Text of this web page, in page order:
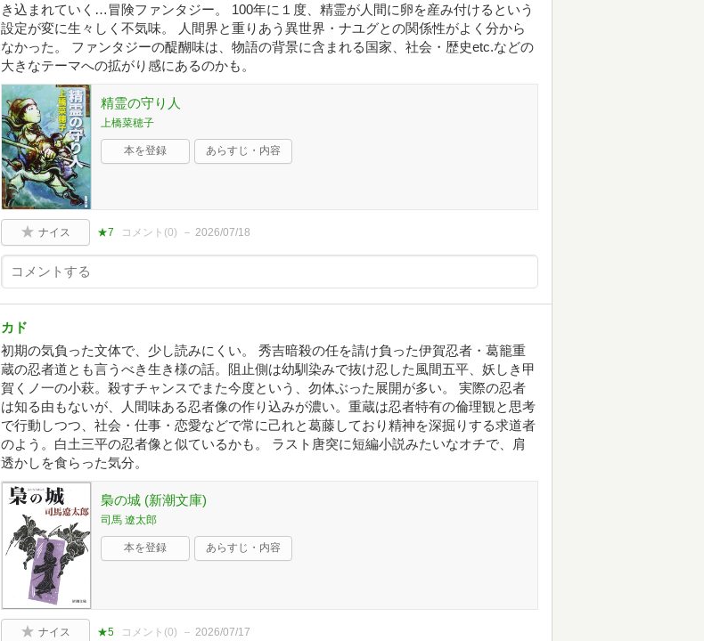
き込まれていく…冒険ファンタジー。 100年に１度、精霊が人間に卵を産み付けるという
設定が変に生々しく不気味。 人間界と重りあう異世界・ナユグとの関係性がよく分から
なかった。 ファンタジーの醍醐味は、物語の背景に含まれる国家、社会・歴史etc.などの
大きなテーマへの拡がり感にあるのかも。
精霊の守り人
上橋菜穂子
本を登録 あらすじ・内容
ナイス ★7 コメント(0) 2026/07/18
カド
初期の気負った文体で、少し読みにくい。 秀吉暗殺の任を請け負った伊賀忍者・葛籠重
蔵の忍者道とも言うべき生き様の話。阻止側は幼馴染みで抜け忍した風間五平、妖しき甲
賀くノ一の小萩。殺すチャンスでまた今度という、勿体ぶった展開が多い。 実際の忍者
は知る由もないが、人間味ある忍者像の作り込みが濃い。重蔵は忍者特有の倫理観と思考
で行動しつつ、社会・仕事・恋愛などで常に己れと葛藤しており精神を深掘りする求道者
のよう。白土三平の忍者像と似ているかも。 ラスト唐突に短編小説みたいなオチで、肩
透かしを食らった気分。
梟の城 (新潮文庫)
司馬 遼太郎
本を登録 あらすじ・内容
ナイス ★5 コメント(0) 2026/07/17